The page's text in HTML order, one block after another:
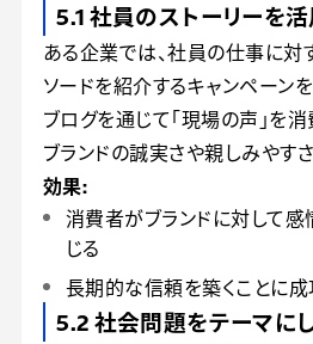
5.1 社員のストーリーを
ある企業では、社員の仕事に対
ソードを紹介するキャンペーン
ブログを通じて「現場の声」を消
ブランドの誠実さや親しみやす
効果:
消費者がブランドに対して
じる
長期的な信頼を築くことに成
5.2 社会問題をテーマに